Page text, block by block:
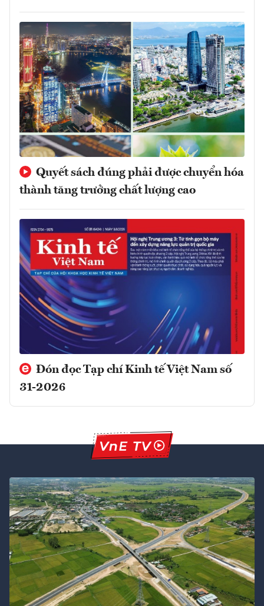
Quyết sách đúng phải được chuyển hóa
thành tăng trưởng chất lượng cao
Đón đọc Tạp chí Kinh tế Việt Nam số
31-2026